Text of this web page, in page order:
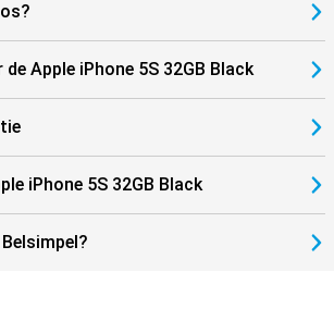
Apple iPhone 5S 32GB Black
iPhone 5S 32GB Black